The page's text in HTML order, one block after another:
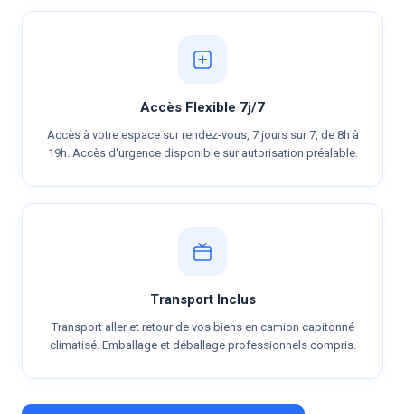
Accès Flexible 7j/7
Accès à votre espace sur rendez-vous, 7 jours sur 7, de 8h à
19h. Accès d'urgence disponible sur autorisation préalable.
Transport Inclus
Transport aller et retour de vos biens en camion capitonné
climatisé. Emballage et déballage professionnels compris.